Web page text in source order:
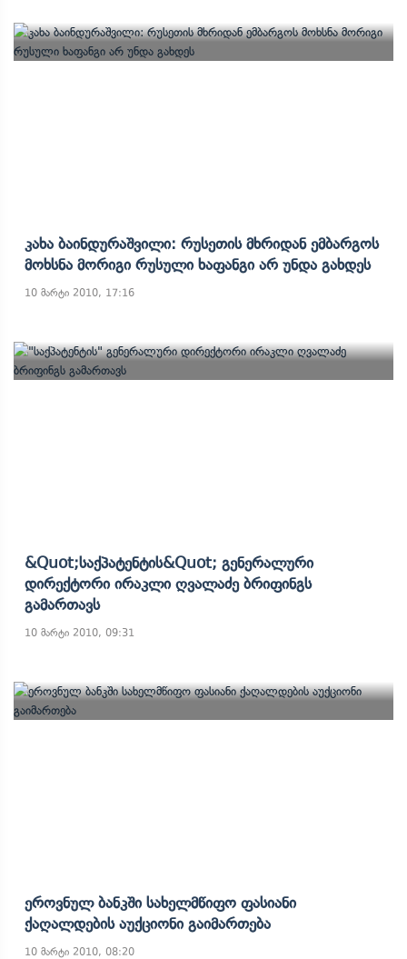
Კახა Ბაინდურაშვილი: Რუსეთის Მხრიდან Ემბარგოს
Მოხსნა Მორიგი Რუსული Ხაფანგი Არ Უნდა Გახდეს
10 მარტი 2010, 17:16
&quot;საქპატენტის&quot; Გენერალური
Დირექტორი Ირაკლი Ღვალაძე Ბრიფინგს
Გამართავს
10 მარტი 2010, 09:31
Ეროვნულ Ბანკში Სახელმწიფო Ფასიანი
Ქაღალდების Აუქციონი Გაიმართება
10 მარტი 2010, 08:20